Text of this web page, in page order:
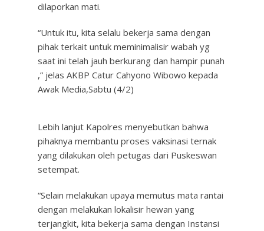
dilaporkan mati.
“Untuk itu, kita selalu bekerja sama dengan
pihak terkait untuk meminimalisir wabah yg
saat ini telah jauh berkurang dan hampir punah
,” jelas AKBP Catur Cahyono Wibowo kepada
Awak Media,Sabtu (4/2)
Lebih lanjut Kapolres menyebutkan bahwa
pihaknya membantu proses vaksinasi ternak
yang dilakukan oleh petugas dari Puskeswan
setempat.
“Selain melakukan upaya memutus mata rantai
dengan melakukan lokalisir hewan yang
terjangkit, kita bekerja sama dengan Instansi